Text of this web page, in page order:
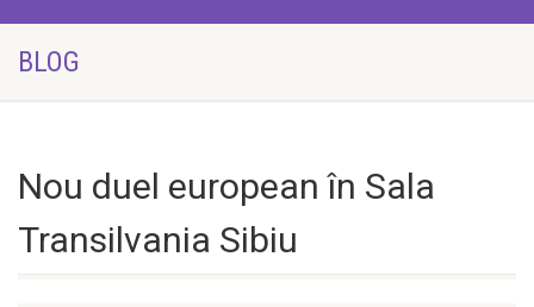
BLOG
Nou duel european în Sala
Transilvania Sibiu